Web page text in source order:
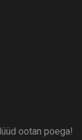
ootan poega!